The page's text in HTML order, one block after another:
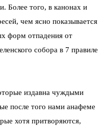
Более того, в канонах и
чем ясно показывается
форм отпадения от
собора в 7 правиле
издавна чуждыми
после того нами анафеме
хотя притворяются,